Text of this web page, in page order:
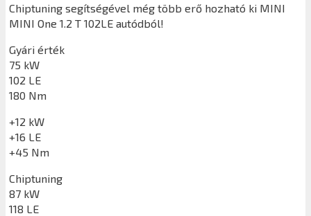
Chiptuning segítségével még több erő hozható ki MINI
MINI One 1.2 T 102LE autódból!
Gyári érték
75 kW
102 LE
180 Nm
+12 kW
+16 LE
+45 Nm
Chiptuning
87 kW
118 LE